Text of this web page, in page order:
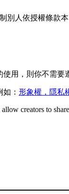
制別人依授權條款
使用，則你不需要
： 形象權，隱私
creators to